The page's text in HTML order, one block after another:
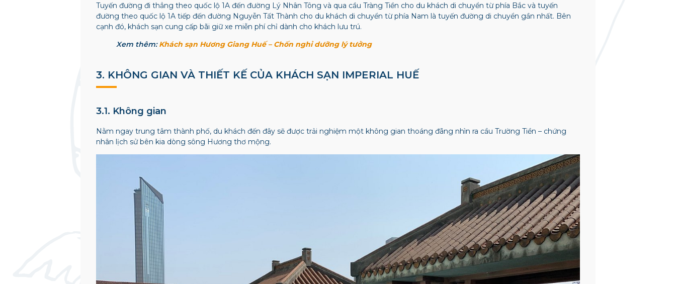
Tuyến đường đi thẳng theo quốc lộ 1A đến đường Lý Nhân Tông và qua cầu Tràng Tiền cho du khách di chuyển từ phía Bắc và tuyến
đường theo quốc lộ 1A tiếp đến đường Nguyễn Tất Thành cho du khách di chuyển từ phía Nam là tuyến đường di chuyển gần nhất. Bên
cạnh đó, khách sạn cung cấp bãi giữ xe miễn phí chỉ dành cho khách lưu trú.
Xem thêm:Khách sạn Hương Giang Huế – Chốn nghỉ dưỡng lý tưởng
3. KHÔNG GIAN VÀ THIẾT KẾ CỦA KHÁCH SẠN IMPERIAL HUẾ
3.1. Không gian
Nằm ngay trung tâm thành phố, du khách đến đây sẽ được trải nghiệm một không gian thoáng đãng nhìn ra cầu Trường Tiền – chứng
nhân lịch sử bên kia dòng sông Hương thơ mộng.